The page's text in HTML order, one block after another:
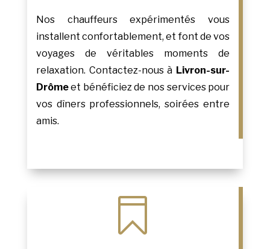
Nos chauffeurs expérimentés vous
installent confortablement, et font de vos
voyages de véritables moments de
relaxation. Contactez-nous à Livron-sur-
Drômeet bénéficiez de nos services pour
vos dîners professionnels, soirées entre
amis.
